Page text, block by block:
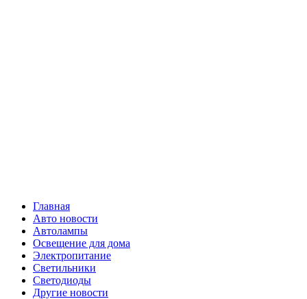
Главная
Авто новости
Автолампы
Освещение для дома
Электропитание
Светильники
Светодиоды
Другие новости